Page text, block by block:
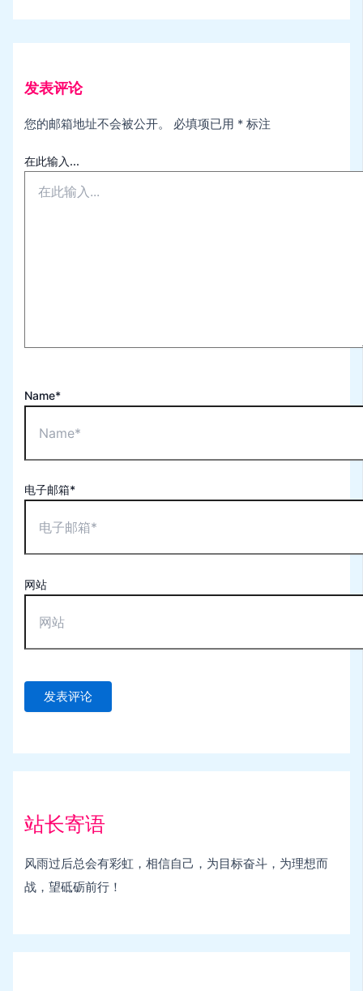
发表评论
您的邮箱地址不会被公开。 必填项已用 * 标注
在此输入...
Name*
电子邮箱*
网站
站长寄语
风雨过后总会有彩虹，相信自己，为目标奋斗，为理想而
战，望砥砺前行！